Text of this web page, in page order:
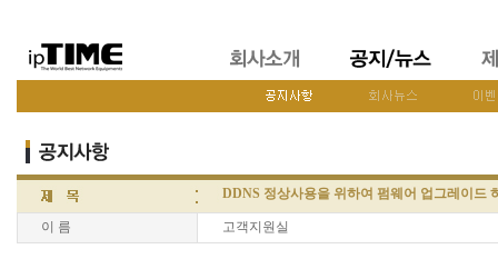
DDNS 정상사용을 위하여 펌웨어 업그레이드
이 름 고객지원실